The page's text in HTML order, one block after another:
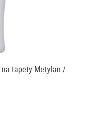
tapety Metylan /